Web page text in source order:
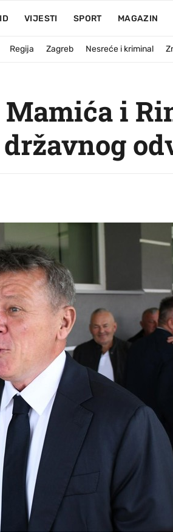
VIJESTI SPORT MAGAZIN
Regija Zagreb Nesreće i kriminal
i